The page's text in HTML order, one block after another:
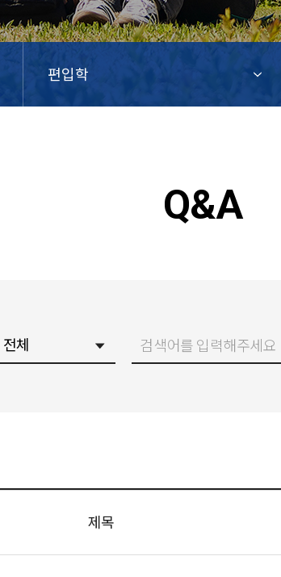
편입학
Q&A
제목